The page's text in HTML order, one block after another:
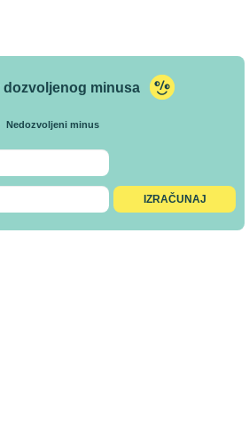
dozvoljenog minusa
Nedozvoljeni minus